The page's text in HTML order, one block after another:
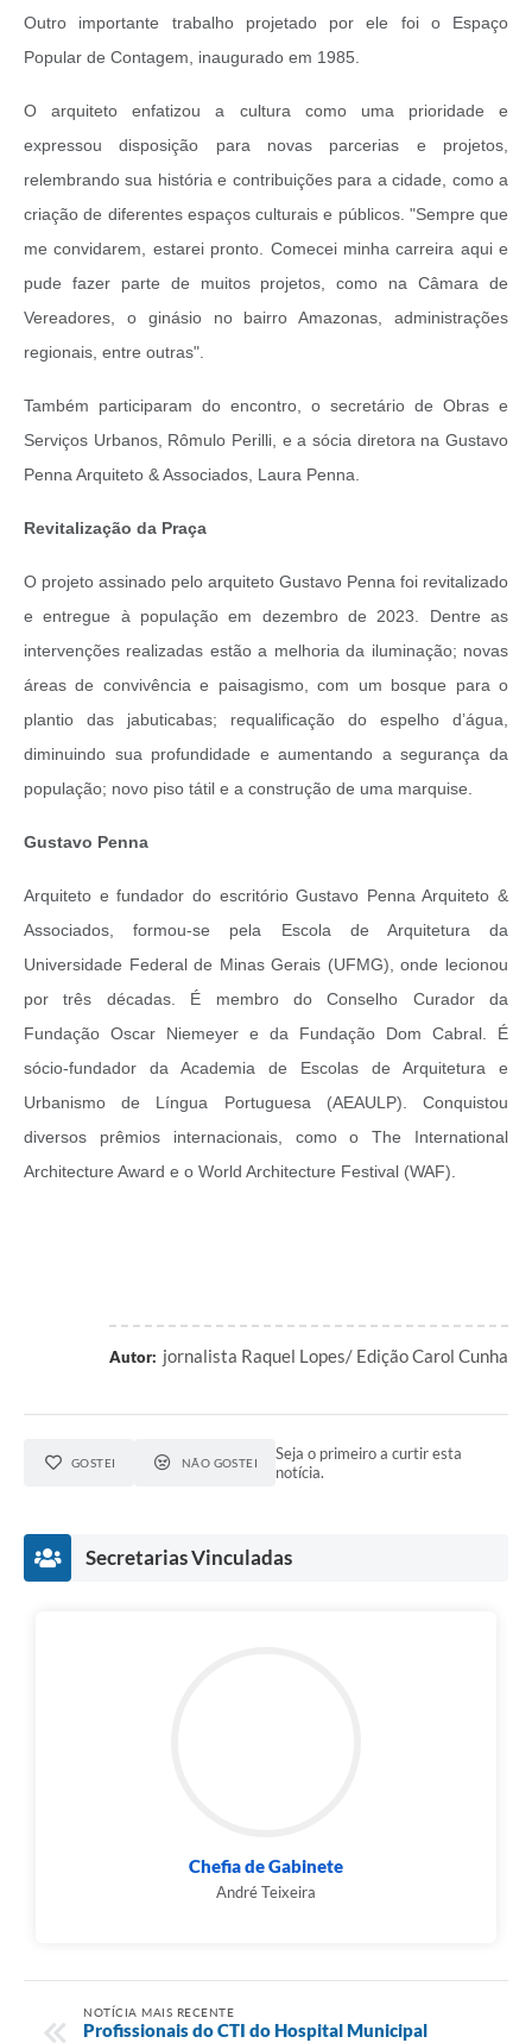
Outro importante trabalho projetado por ele foi o Espaço
Popular de Contagem, inaugurado em 1985.
O arquiteto enfatizou a cultura como uma prioridade e
expressou disposição para novas parcerias e projetos,
relembrando sua história e contribuições para a cidade, como a
criação de diferentes espaços culturais e públicos. "Sempre que
me convidarem, estarei pronto. Comecei minha carreira aqui e
pude fazer parte de muitos projetos, como na Câmara de
Vereadores, o ginásio no bairro Amazonas, administrações
regionais, entre outras".
Também participaram do encontro, o secretário de Obras e
Serviços Urbanos, Rômulo Perilli, e a sócia diretora na Gustavo
Penna Arquiteto & Associados, Laura Penna.
Revitalização da Praça
O projeto assinado pelo arquiteto Gustavo Penna foi revitalizado
e entregue à população em dezembro de 2023. Dentre as
intervenções realizadas estão a melhoria da iluminação; novas
áreas de convivência e paisagismo, com um bosque para o
plantio das jabuticabas; requalificação do espelho d’água,
diminuindo sua profundidade e aumentando a segurança da
população; novo piso tátil e a construção de uma marquise.
Gustavo Penna
Arquiteto e fundador do escritório Gustavo Penna Arquiteto &
Associados, formou-se pela Escola de Arquitetura da
Universidade Federal de Minas Gerais (UFMG), onde lecionou
por três décadas. É membro do Conselho Curador da
Fundação Oscar Niemeyer e da Fundação Dom Cabral. É
sócio-fundador da Academia de Escolas de Arquitetura e
Urbanismo de Língua Portuguesa (AEAULP). Conquistou
diversos prêmios internacionais, como o The International
Architecture Award e o World Architecture Festival (WAF).
Autor: jornalista Raquel Lopes/ Edição Carol Cunha
GOSTEI NÃO GOSTEI
Seja o primeiro a curtir esta
notícia.
Secretarias Vinculadas
Chefia de Gabinete
André Teixeira
NOTÍCIA MAIS RECENTE
Profissionais do CTI do Hospital Municipal